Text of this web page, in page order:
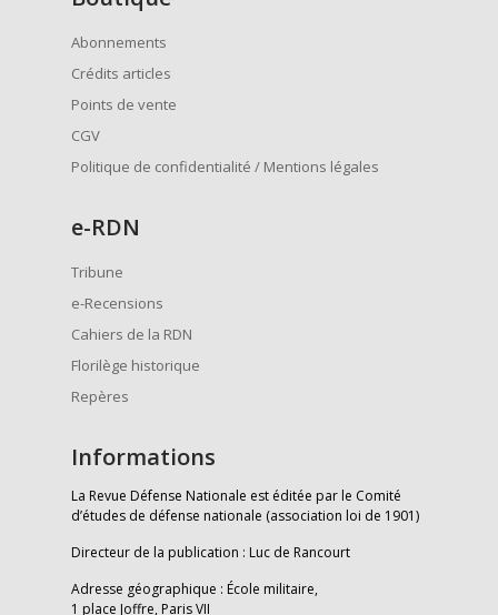
Abonnements
Crédits articles
Points de vente
CGV
Politique de confidentialité / Mentions légales
e-RDN
Tribune
e-Recensions
Cahiers de la RDN
Florilège historique
Repères
Informations
La Revue Défense Nationale est éditée par le Comité
d’études de défense nationale (association loi de 1901)
Directeur de la publication : Luc de Rancourt
Adresse géographique : École militaire,
1 place Joffre, Paris VII